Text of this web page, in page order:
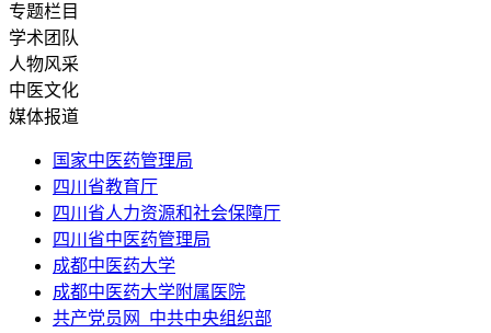
专题栏目
学术团队
人物风采
中医文化
媒体报道
国家中医药管理局
四川省教育厅
四川省人力资源和社会保障厅
四川省中医药管理局
成都中医药大学
成都中医药大学附属医院
共产党员网_中共中央组织部